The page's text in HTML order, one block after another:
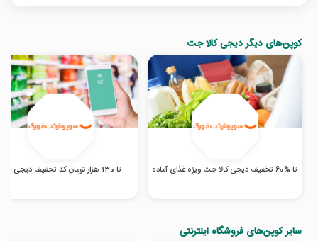
کوپن‌های دیگر دیجی کالا جت
تا %60 تخفیف دیجی کالا جت ویژه غذای آماده تا 130 هزار تومان کد تخفیف دیجی جت
سایر کوپن‌های فروشگاه اینترنتی